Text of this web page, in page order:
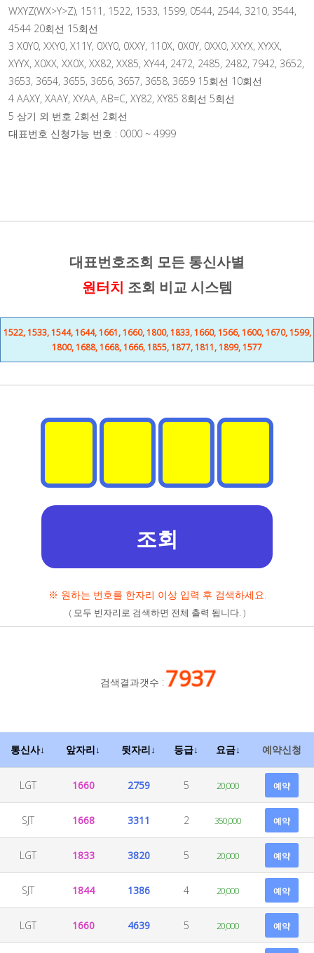
WXYZ(WX>Y>Z), 1511, 1522, 1533, 1599, 0544, 2544, 3210, 3544,
4544 20회선 15회선
3 X0Y0, XXY0, X11Y, 0XY0, 0XXY, 110X, 0X0Y, 0XX0, XXYX, XYXX,
XYYX, X0XX, XX0X, XX82, XX85, XY44, 2472, 2485, 2482, 7942, 3652,
3653, 3654, 3655, 3656, 3657, 3658, 3659 15회선 10회선
4 AAXY, XAAY, XYAA, AB=C, XY82, XY85 8회선 5회선
5 상기 외 번호 2회선 2회선
대표번호 신청가능 번호 : 0000 ~ 4999
대표번호조회 모든 통신사별
원터치 조회 비교 시스템
1522, 1533, 1544, 1644, 1661, 1660, 1800, 1833, 1660, 1566, 1600, 1670, 1599,
1800, 1688, 1668, 1666, 1855, 1877, 1811, 1899, 1577
※ 원하는 번호를 한자리 이상 입력 후 검색하세요.
( 모두 빈자리로 검색하면 전체 출력 됩니다. )
검색결과갯수 :7937
통신사↓ 앞자리↓ 뒷자리↓ 등급↓ 요금↓ 예약신청
LGT 1660 2759 5 20,000 예약
SJT 1668 3311 2 350,000 예약
LGT 1833 3820 5 20,000 예약
SJT 1844 1386 4 20,000 예약
LGT 1660 4639 5 20,000 예약